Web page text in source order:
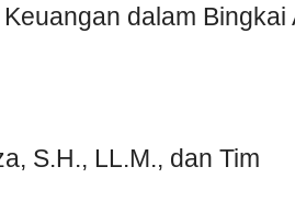
dalam Bingkai
S.H., LL.M., dan Tim